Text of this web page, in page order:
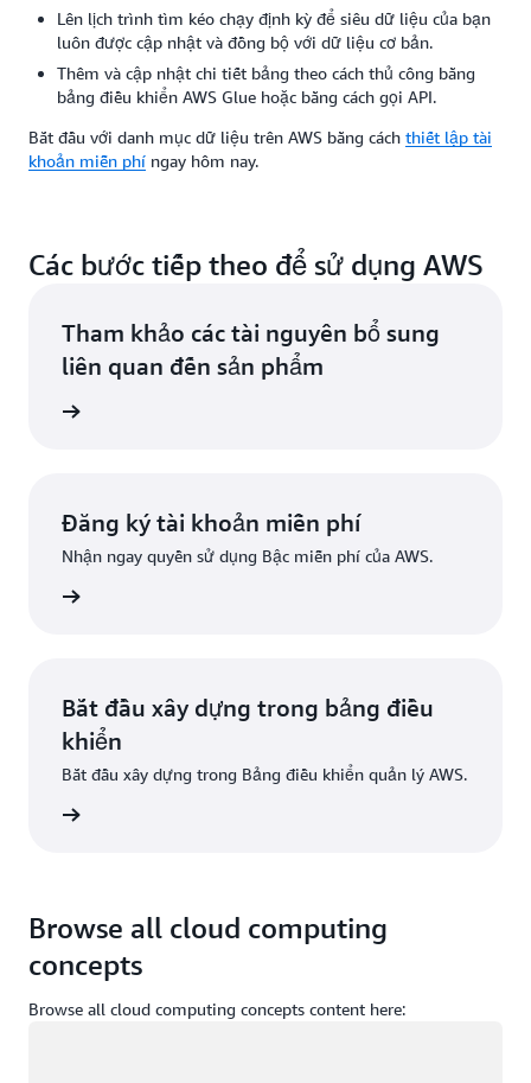
Lên lịch trình tìm kéo chạy định kỳ để siêu dữ liệu của bạn
luôn được cập nhật và đồng bộ với dữ liệu cơ bản.
Thêm và cập nhật chi tiết bảng theo cách thủ công bằng
bảng điều khiển AWS Glue hoặc bằng cách gọi API.
Bắt đầu với danh mục dữ liệu trên AWS bằng cách thiết lập tài
khoản miễn phí ngay hôm nay.
Các bước tiếp theo để sử dụng AWS
Tham khảo các tài nguyên bổ sung
liên quan đến sản phẩm
Đăng ký tài khoản miễn phí
Nhận ngay quyền sử dụng Bậc miễn phí của AWS.
Bắt đầu xây dựng trong bảng điều
khiển
Bắt đầu xây dựng trong Bảng điều khiển quản lý AWS.
Browse all cloud computing
concepts
Browse all cloud computing concepts content here: